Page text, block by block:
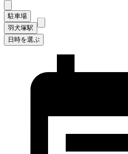
駐車場
羽犬塚駅
日時を選ぶ